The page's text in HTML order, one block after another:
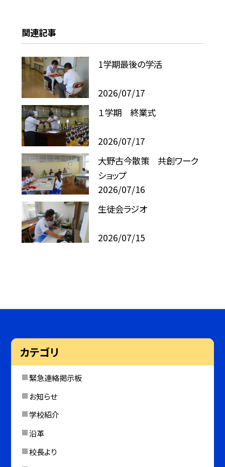
関連記事
1学期最後の学活
2026/07/17
１学期 終業式
2026/07/17
大野古今散策 共創ワーク
ショップ
2026/07/16
生徒会ラジオ
2026/07/15
カテゴリ
緊急連絡掲示板
お知らせ
学校紹介
沿革
校長より